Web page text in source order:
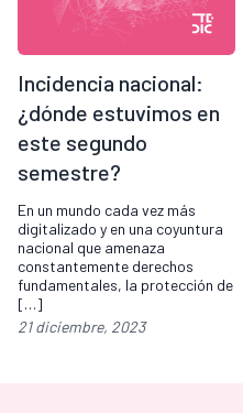
Incidencia nacional:
¿dónde estuvimos en
este segundo
semestre?
En un mundo cada vez más
digitalizado y en una coyuntura
nacional que amenaza
constantemente derechos
fundamentales, la protección de
[…]
21 diciembre, 2023